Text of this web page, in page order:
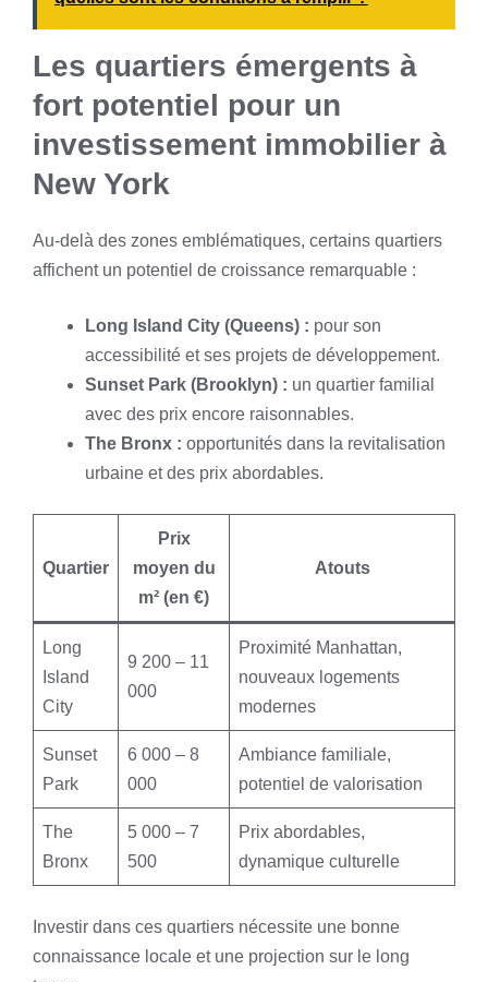
Les quartiers émergents à
fort potentiel pour un
investissement immobilier à
New York
Au-delà des zones emblématiques, certains quartiers
affichent un potentiel de croissance remarquable :
Long Island City (Queens) : pour son
accessibilité et ses projets de développement.
Sunset Park (Brooklyn) : un quartier familial
avec des prix encore raisonnables.
The Bronx : opportunités dans la revitalisation
urbaine et des prix abordables.
Quartier
Prix
moyen du
m² (en €)
Atouts
Long
Island
City
9 200 – 11
000
Proximité Manhattan,
nouveaux logements
modernes
Sunset
Park
6 000 – 8
000
Ambiance familiale,
potentiel de valorisation
The
Bronx
5 000 – 7
500
Prix abordables,
dynamique culturelle
Investir dans ces quartiers nécessite une bonne
connaissance locale et une projection sur le long